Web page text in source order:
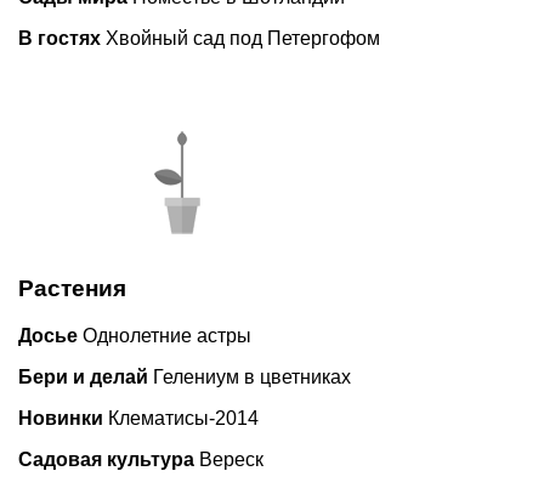
В гостях Хвойный сад под Петергофом
Растения
Досье Однолетние астры
Бери и делай Гелениум в цветниках
Новинки Клематисы-2014
Садовая культура Вереск